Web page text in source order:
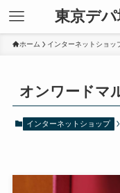
東京デ
ホーム インターネットショッ
オンワードマ
インターネットショップ